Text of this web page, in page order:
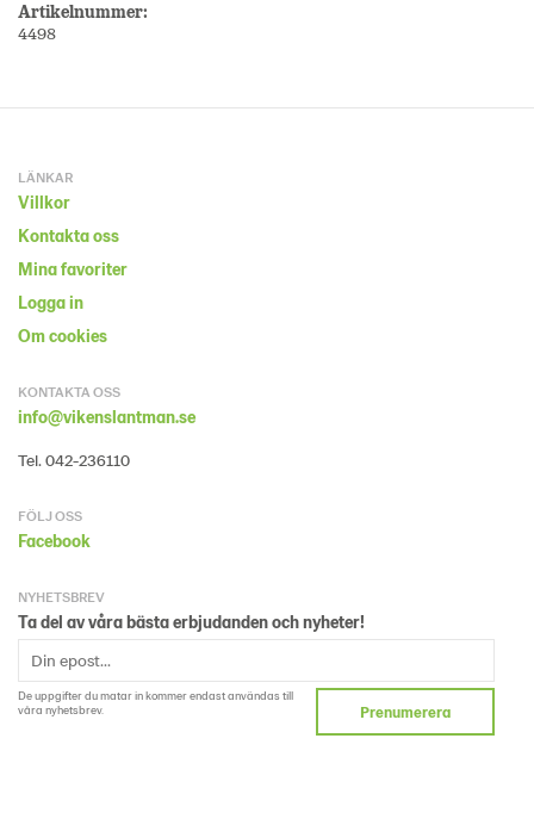
Artikelnummer:
4498
LÄNKAR
Villkor
Kontakta oss
Mina favoriter
Logga in
Om cookies
KONTAKTA OSS
info@vikenslantman.se
Tel. 042-236110
FÖLJ OSS
Facebook
NYHETSBREV
Ta del av våra bästa erbjudanden och nyheter!
De uppgifter du matar in kommer endast användas till
våra nyhetsbrev.
Prenumerera